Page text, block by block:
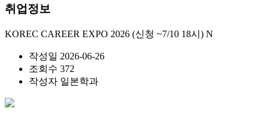
취업정보
KOREC CAREER EXPO 2026 (신청 ~7/10 18시) N
작성일 2026-06-26
조회수 372
작성자 일본학과